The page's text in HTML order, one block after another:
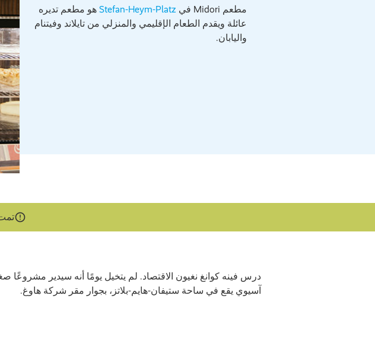
مطعم Midori في Stefan-Heym-Platz هو مطعم تديره
عائلة ويقدم الطعام الإقليمي والمنزلي من تايلاند وفيتنام
واليابان.
درس فينه كوانغ نغيون الاقتصاد. لم يتخيل يومًا أنه سيدير
آسيوي يقع في ساحة ستيفان-هايم-بلاتز، بجوار مقر شركة هاوغ.